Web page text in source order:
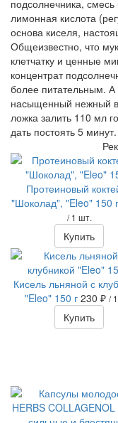
подсолнечника,
лимонная кислота
основа киселя,
Общеизвестно, что
клетчатку и ценные
концентрат
более питательным. А
насыщенный нежный
ложка залить 110 мл
дать постоять 5 минут.
Протеиновый
"Шоколад", "Eleo" 150 г
/ 1 шт.
Купить
Кисель льняной с
"Eleo" 150 г 230 ₽ /
Купить